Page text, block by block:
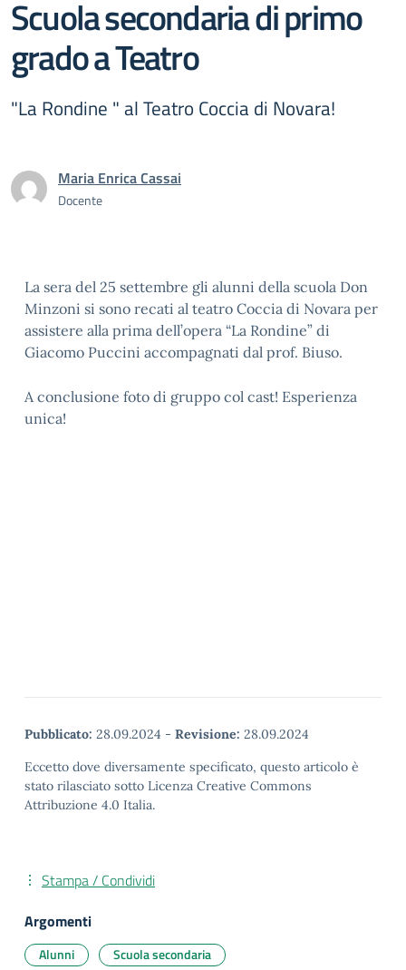
Scuola secondaria di primo
grado a Teatro
"La Rondine " al Teatro Coccia di Novara!
Maria Enrica Cassai
Docente
La sera del 25 settembre gli alunni della scuola Don
Minzoni si sono recati al teatro Coccia di Novara per
assistere alla prima dell’opera “La Rondine” di
Giacomo Puccini accompagnati dal prof. Biuso.
A conclusione foto di gruppo col cast! Esperienza
unica!
Pubblicato: 28.09.2024 - Revisione: 28.09.2024
Eccetto dove diversamente specificato, questo articolo è
stato rilasciato sotto Licenza Creative Commons
Attribuzione 4.0 Italia.
Stampa / Condividi
Argomenti
Alunni Scuola secondaria